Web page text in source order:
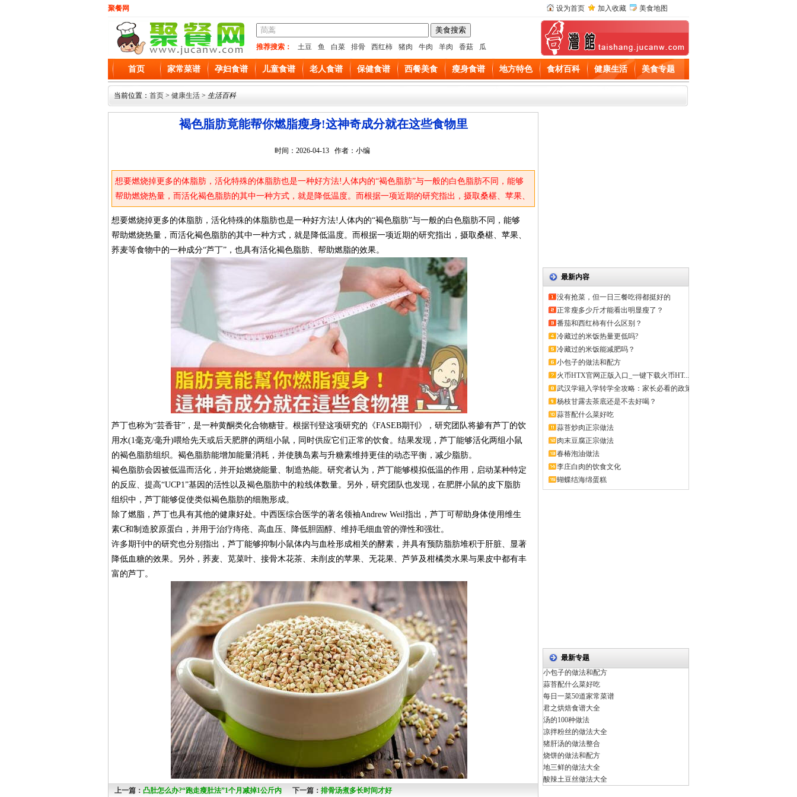
聚餐网 设为首页 加入收藏 美食地图
推荐搜索： 土豆 鱼 白菜 排骨 西红柿 猪肉 牛肉 羊肉 香菇 瓜
首页 家常菜谱 孕妇食谱 儿童食谱 老人食谱 保健食谱 西餐美食 瘦身食谱 地方特色 食材百科 健康生活 美食专题
当前位置： 首页 > 健康生活 > 生活百科
褐色脂肪竟能帮你燃脂瘦身!这神奇成分就在这些食物里
时间：2026-04-13 作者：小编
想要燃烧掉更多的体脂肪，活化特殊的体脂肪也是一种好方法!人体内的“褐色脂肪”与一般的白色脂肪不同，能够
帮助燃烧热量，而活化褐色脂肪的其中一种方式，就是降低温度。而根据一项近期的研究指出，摄取桑椹、苹果、
想要燃烧掉更多的体脂肪，活化特殊的体脂肪也是一种好方法!人体内的“褐色脂肪”与一般的白色脂肪不同，能够
帮助燃烧热量，而活化褐色脂肪的其中一种方式，就是降低温度。而根据一项近期的研究指出，摄取桑椹、苹果、
荞麦等食物中的一种成分“芦丁”，也具有活化褐色脂肪、帮助燃脂的效果。
芦丁也称为“芸香苷”，是一种黄酮类化合物糖苷。根据刊登这项研究的《FASEB期刊》，研究团队将掺有芦丁的饮
用水(1毫克/毫升)喂给先天或后天肥胖的两组小鼠，同时供应它们正常的饮食。结果发现，芦丁能够活化两组小鼠
的褐色脂肪组织。褐色脂肪能增加能量消耗，并使胰岛素与升糖素维持更佳的动态平衡，减少脂肪。
褐色脂肪会因被低温而活化，并开始燃烧能量、制造热能。研究者认为，芦丁能够模拟低温的作用，启动某种特定
的反应、提高“UCP1”基因的活性以及褐色脂肪中的粒线体数量。另外，研究团队也发现，在肥胖小鼠的皮下脂肪
组织中，芦丁能够促使类似褐色脂肪的细胞形成。
除了燃脂，芦丁也具有其他的健康好处。中西医综合医学的著名领袖Andrew Weil指出，芦丁可帮助身体使用维生
素C和制造胶原蛋白，并用于治疗痔疮、高血压、降低胆固醇、维持毛细血管的弹性和强壮。
许多期刊中的研究也分别指出，芦丁能够抑制小鼠体内与血栓形成相关的酵素，并具有预防脂肪堆积于肝脏、显著
降低血糖的效果。另外，荞麦、苋菜叶、接骨木花茶、未削皮的苹果、无花果、芦笋及柑橘类水果与果皮中都有丰
富的芦丁。
上一篇： 凸肚怎么办?“跑走瘦肚法”1个月减掉1公斤内 下一篇： 排骨汤煮多长时间才好
最新内容
没有抢菜，但一日三餐吃得都挺好的
正常瘦多少斤才能看出明显瘦了？
番茄和西红柿有什么区别？
冷藏过的米饭热量更低吗?
冷藏过的米饭能减肥吗？
小包子的做法和配方
火币HTX官网正版入口_一键下载火币HT...
武汉学籍入学转学全攻略：家长必看的政策
解...
杨枝甘露去茶底还是不去好喝？
蒜苔配什么菜好吃
蒜苔炒肉正宗做法
肉末豆腐正宗做法
春椿泡油做法
李庄白肉的饮食文化
蝴蝶结海绵蛋糕
最新专题
小包子的做法和配方
蒜苔配什么菜好吃
每日一菜50道家常菜谱
君之烘焙食谱大全
汤的100种做法
凉拌粉丝的做法大全
猪肝汤的做法整合
烧饼的做法和配方
地三鲜的做法大全
酸辣土豆丝做法大全